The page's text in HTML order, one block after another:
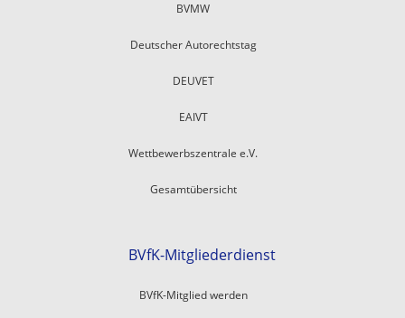
BVMW
Deutscher Autorechtstag
DEUVET
EAIVT
Wettbewerbszentrale e.V.
Gesamtübersicht
BVfK-Mitgliederdienst
BVfK-Mitglied werden